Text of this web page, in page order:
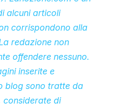
alcuni articoli
corrispondono alla
redazione non
offendere nessuno.
inserite e
blog sono tratte da
considerate di